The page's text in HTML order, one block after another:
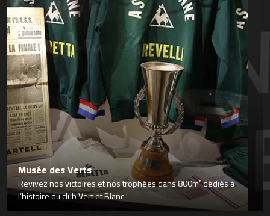
Musée des Verts
Revivez nos victoires et nos trophées dans 800m² dédiés à
l’histoire du club Vert et Blanc !